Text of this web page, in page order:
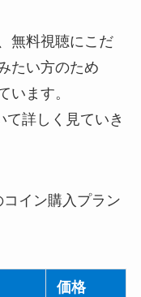
無料視聴にこだ
たい方のため
います。
て詳しく見ていき
イン購入プラン
価格